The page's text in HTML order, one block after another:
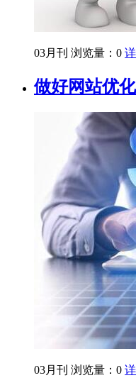
03月刊 浏览量：0
做好网站优
03月刊 浏览量：0